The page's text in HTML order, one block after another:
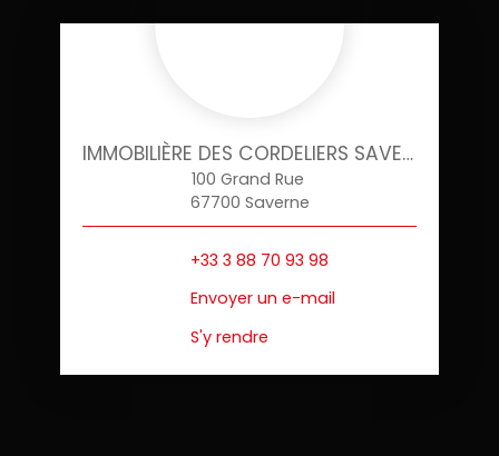
IMMOBILIÈRE DES CORDELIERS SAVERNE
100 Grand Rue
67700 Saverne
+33 3 88 70 93 98
Envoyer un e-mail
S'y rendre